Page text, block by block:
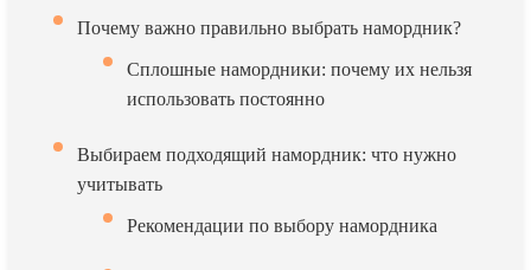
Почему важно правильно выбрать намордник?
Сплошные намордники: почему их нельзя
использовать постоянно
Выбираем подходящий намордник: что нужно
учитывать
Рекомендации по выбору намордника